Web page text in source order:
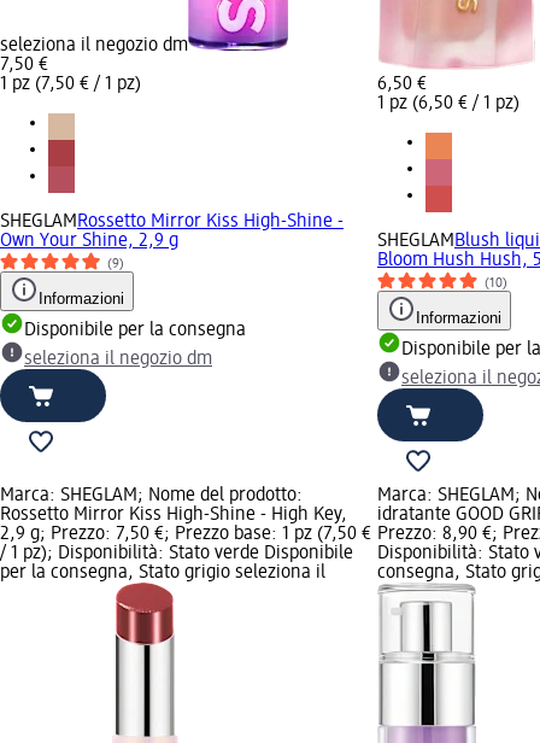
seleziona il negozio dm
7,50 €
1 pz (7,50 € / 1 pz)
SHEGLAMRossetto Mirror Kiss High-Shine -
Own Your Shine, 2,9 g
(9)
Informazioni
Disponibile per la consegna
seleziona il negozio dm
6,50 €
1 pz (6,50 € / 1 pz)
SHEGLAMBlush
Bloom Hush Hush,
(10)
Informazioni
Disponibile per
seleziona il
Marca: SHEGLAM; Nome del prodotto:
Rossetto Mirror Kiss High-Shine - High Key,
2,9 g; Prezzo: 7,50 €; Prezzo base: 1 pz (7,50 €
/ 1 pz); Disponibilità: Stato verde Disponibile
per la consegna, Stato grigio seleziona il
Marca: SHEGLAM;
idratante GOOD
Prezzo: 8,90 €;
Disponibilità: Stato
consegna, Stato